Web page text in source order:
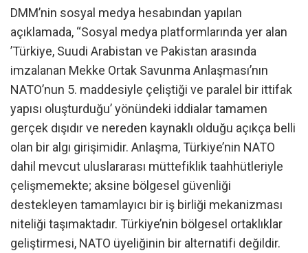
DMM’nin sosyal medya hesabından yapılan
açıklamada, “Sosyal medya platformlarında yer alan
’Türkiye, Suudi Arabistan ve Pakistan arasında
imzalanan Mekke Ortak Savunma Anlaşması’nın
NATO’nun 5. maddesiyle çeliştiği ve paralel bir ittifak
yapısı oluşturduğu’ yönündeki iddialar tamamen
gerçek dışıdır ve nereden kaynaklı olduğu açıkça belli
olan bir algı girişimidir. Anlaşma, Türkiye’nin NATO
dahil mevcut uluslararası müttefiklik taahhütleriyle
çelişmemekte; aksine bölgesel güvenliği
destekleyen tamamlayıcı bir iş birliği mekanizması
niteliği taşımaktadır. Türkiye’nin bölgesel ortaklıklar
geliştirmesi, NATO üyeliğinin bir alternatifi değildir.